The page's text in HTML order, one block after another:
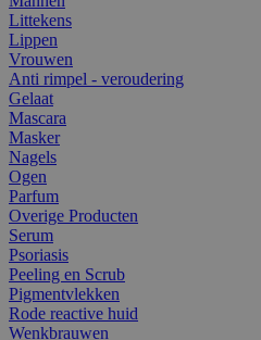
Littekens
Lippen
Vrouwen
Anti rimpel - veroudering
Gelaat
Mascara
Masker
Nagels
Ogen
Parfum
Overige Producten
Serum
Psoriasis
Peeling en Scrub
Pigmentvlekken
Rode reactive huid
Wenkbrauwen